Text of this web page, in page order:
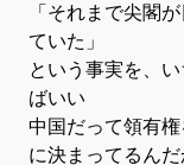
「それまで尖閣
ていた」
という事実を、
ばいい
中国だって領有
に決まってるんだ